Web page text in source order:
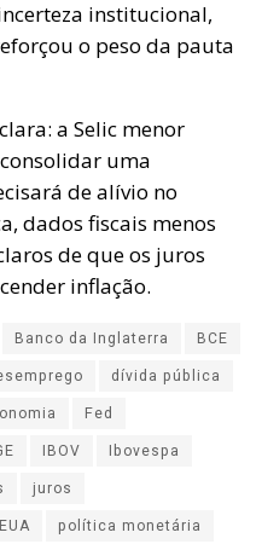
institucional,
o peso da pauta
a Selic menor
uma
de alívio no
dados fiscais menos
de que os juros
inflação.
Banco da Inglaterra
BCE
dívida pública
Fed
IBOV
Ibovespa
juros
política monetária